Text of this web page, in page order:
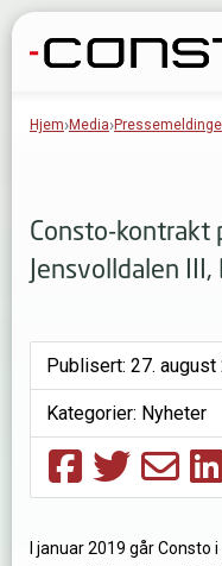
Gå til innhold
Hjem Media
Consto-kontrakt
Jensvolldalen III,
I januar 2019 går
Publisert: 27. august
Kategorier: Nyheter